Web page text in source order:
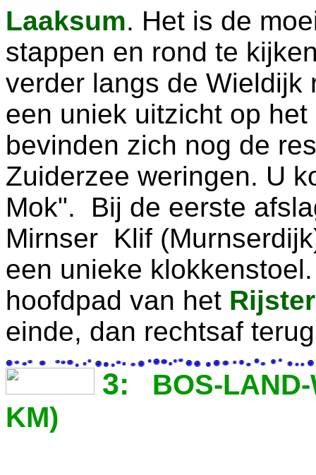
Laaksum. Het is de
stappen en rond te
verder langs de
een uniek uitzicht op
bevinden zich nog de
Zuiderzee weringen. U
Mok". Bij de eerste
Mirnser Klif
een unieke
hoofdpad van het
einde, dan rechtsaf
3: BOS-LAND-
KM)